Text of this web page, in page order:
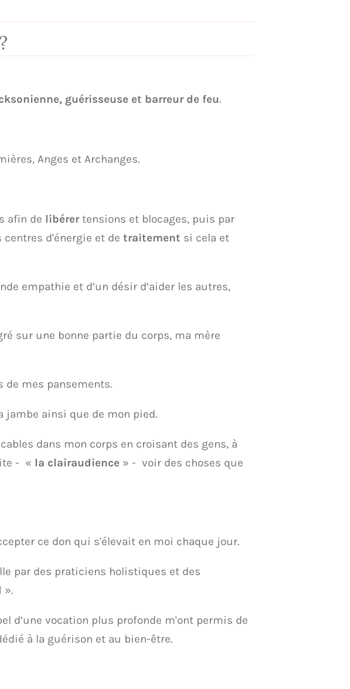
, guérisseuse et barreur de feu.
Anges et Archanges.
afin de libérertensions et blocages, puis par
d'énergie et de traitement si cela et
empathie et d’un désir d’aider les autres,
sur une bonne partie du corps, ma mère
de mes pansements.
jambe ainsi que de mon pied.
dans mon corps en croisant des gens, à
- « la clairaudience » - voir des choses que
ce don qui s'élevait en moi chaque jour.
par des praticiens holistiques et des
».
d’une vocation plus profonde m'ont permis de
à la guérison et au bien-être.